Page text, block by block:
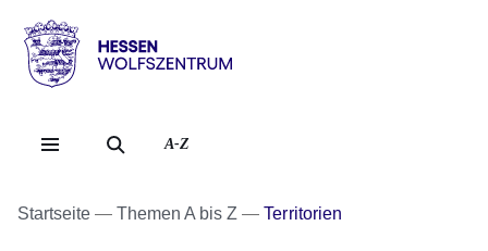
Hessen
Wolfszentrum
A-Z
Startseite Themen A bis Z Territorien